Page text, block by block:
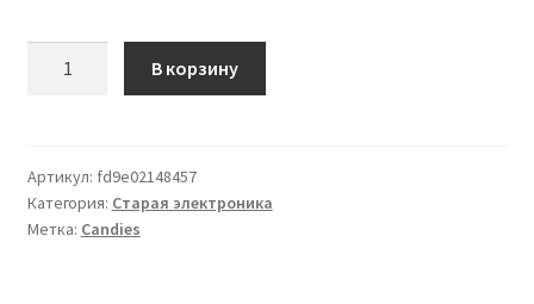
Продажа кондиционеров
Проектирование систем вентиляции и
Piece
Server
Tray-
В корзину
Артикул: fd9e02148457
Категория: Старая электроника
Метка: Candies